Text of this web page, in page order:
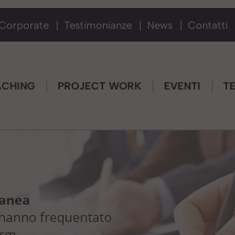
Testimonianze News Contatti
PROJECT WORK EVENTI